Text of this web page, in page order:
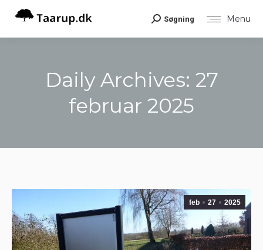
Menu
Search:
Søgning
Daily Archives: 27
februar 2025
feb 27 2025